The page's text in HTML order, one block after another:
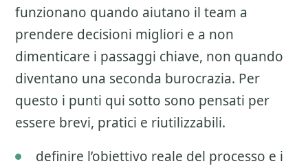
funzionano quando aiutano il team a
prendere decisioni migliori e a non
dimenticare i passaggi chiave, non quando
diventano una seconda burocrazia. Per
questo i punti qui sotto sono pensati per
essere brevi, pratici e riutilizzabili.
definire l’obiettivo reale del processo e i